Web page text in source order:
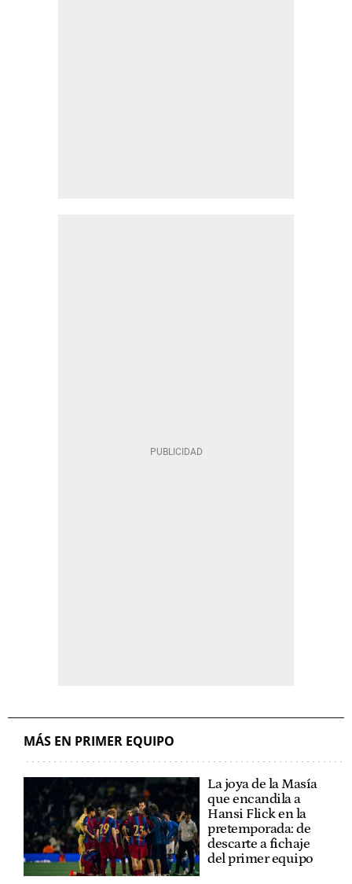
MÁS EN PRIMER EQUIPO
La joya de la Masía
que encandila a
Hansi Flick en la
pretemporada: de
descarte a fichaje
del primer equipo